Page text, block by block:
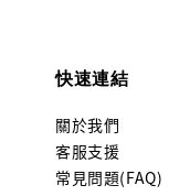
快速連結
關於我們
客服支援
常見問題(FAQ)